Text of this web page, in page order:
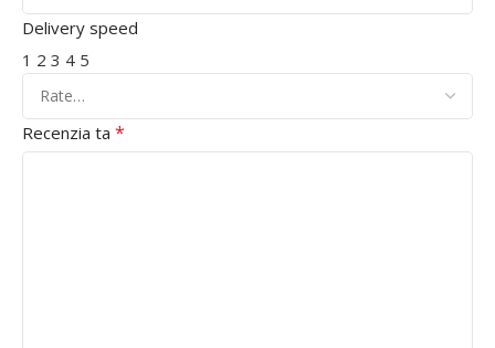
Delivery speed
1 2 3 4 5
Recenzia ta *